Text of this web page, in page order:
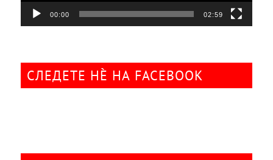
00:00 02:59
СЛЕДЕТЕ НÈ НА FACEBOOK